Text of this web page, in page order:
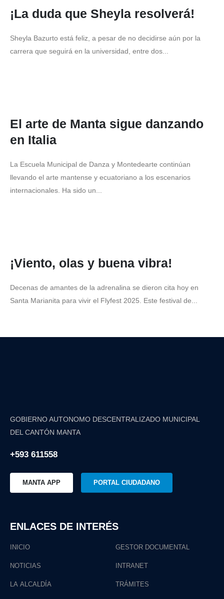
¡La duda que Sheyla resolverá!
Sheyla Bazurto está feliz, a pesar de no decidirse aún por la
carrera que seguirá en la universidad, entre dos...
El arte de Manta sigue danzando
en Italia
La Escuela Municipal de Danza y Montedearte continúan
llevando el arte mantense y ecuatoriano a los escenarios
internacionales. Ha sido un...
¡Viento, olas y buena vibra!
Decenas de amantes de la adrenalina se dieron cita hoy en
Santa Marianita para vivir el Flyfest 2025. Este festival de...
GOBIERNO AUTONOMO DESCENTRALIZADO MUNICIPAL
DEL CANTÓN MANTA
+593 611558
MANTA APP PORTAL CIUDADANO
ENLACES DE INTERÉS
INICIO
NOTICIAS
LA ALCALDÍA
GESTOR DOCUMENTAL
INTRANET
TRÁMITES